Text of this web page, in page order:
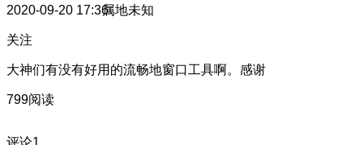
2020-09-20 17:36属地未知
关注
大神们有没有好用的流畅地窗口工具啊。感谢
799阅读
评论1